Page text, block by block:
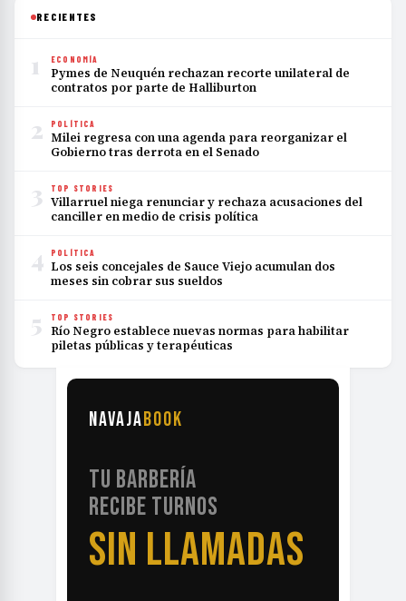
RECIENTES
1 ECONOMÍA
Pymes de Neuquén rechazan recorte unilateral de
contratos por parte de Halliburton
2 POLÍTICA
Milei regresa con una agenda para reorganizar el
Gobierno tras derrota en el Senado
3 TOP STORIES
Villarruel niega renunciar y rechaza acusaciones del
canciller en medio de crisis política
4 POLÍTICA
Los seis concejales de Sauce Viejo acumulan dos
meses sin cobrar sus sueldos
5 TOP STORIES
Río Negro establece nuevas normas para habilitar
piletas públicas y terapéuticas
NAVAJABOOK
TU BARBERÍA
RECIBE TURNOS
SIN LLAMADAS